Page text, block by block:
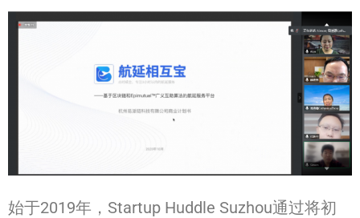
始于2019年，Startup Huddle Suzhou通过将初